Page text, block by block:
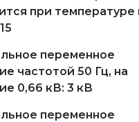
при температуре
переменное
частотой 50 Гц, на
0,66 кВ: 3 кВ
переменное